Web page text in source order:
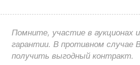
Помните, участие в аукционах
гарантии. В противном
получить выгодный контракт.